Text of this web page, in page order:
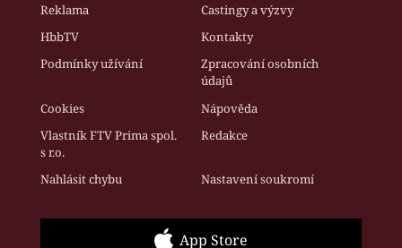
Reklama
Castingy a výzvy
HbbTV
Kontakty
Podmínky užívání
Zpracování osobních
údajů
Cookies
Nápověda
Vlastník FTV Prima spol.
s r.o.
Redakce
Nahlásit chybu Nastavení soukromí
App Store